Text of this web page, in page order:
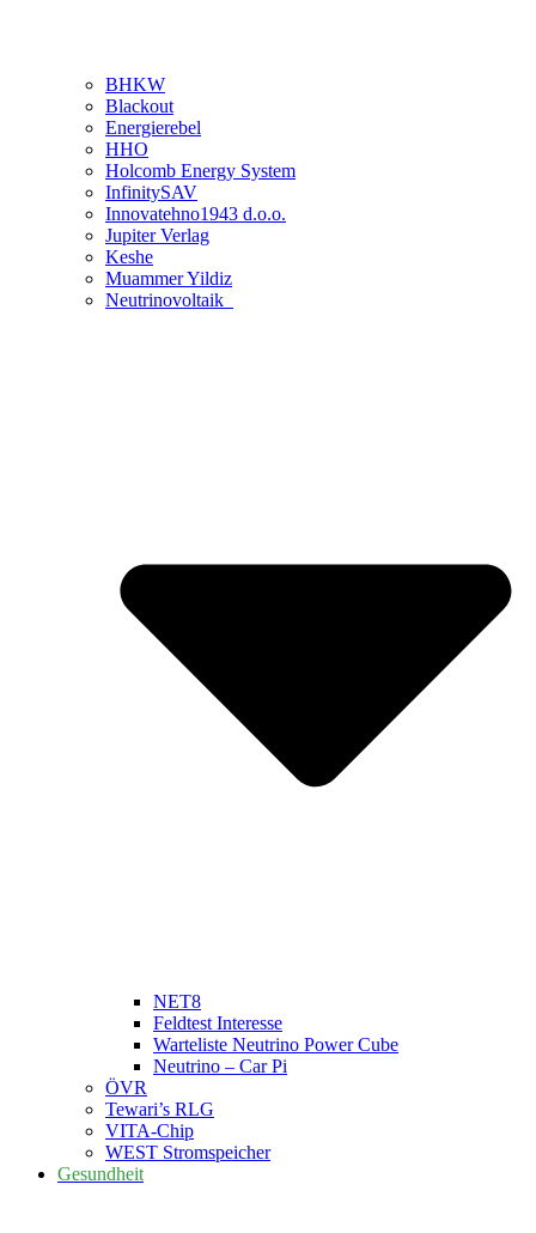
BHKW
Blackout
Energierebel
HHO
Holcomb Energy System
InfinitySAV
Innovatehno1943 d.o.o.
Jupiter Verlag
Keshe
Muammer Yildiz
Neutrinovoltaik
NET8
Feldtest Interesse
Warteliste Neutrino Power Cube
Neutrino – Car Pi
ÖVR
Tewari’s RLG
VITA-Chip
WEST Stromspeicher
Gesundheit